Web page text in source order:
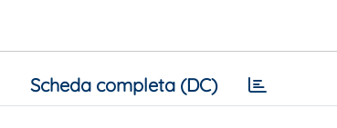
Scheda completa (DC)